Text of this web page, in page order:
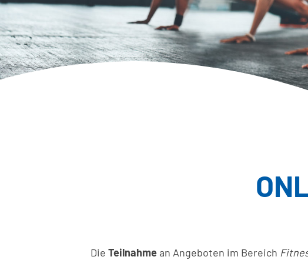
Die Teilnahmean Angeboten im Bereich